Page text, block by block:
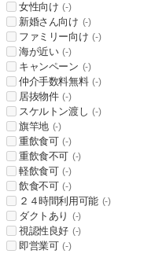
女性向け (-)
新婚さん向け (-)
ファミリー向け (-)
海が近い (-)
キャンペーン (-)
仲介手数料無料 (-)
居抜物件 (-)
スケルトン渡し (-)
旗竿地 (-)
重飲食可 (-)
重飲食不可 (-)
軽飲食可 (-)
飲食不可 (-)
２４時間利用可能 (-)
ダクトあり (-)
視認性良好 (-)
即営業可 (-)